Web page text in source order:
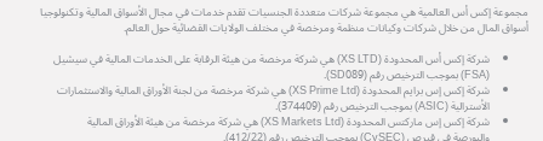
مجموعة إكس أس العالمية هي مجموعة شركات متعددة الجنسيات تقدم خدمات في مجال الأسواق المالية وتكنولوجيا
أسواق المال من خلال شركات وكيانات منظمة ومرخصة في مختلف الولايات القضائية حول العالم.
شركة إكس أس المحدودة (XS LTD) هي شركة مرخصة من هيئة الرقابة على الخدمات المالية في سيشيل
(FSA) بموجب الترخيص رقم (SD089).
شركة إكس إس برايم المحدودة (XS Prime Ltd) هي شركة مرخصة من لجنة الأوراق المالية والاستثمارات
الأسترالية (ASIC) بموجب الترخيص رقم (374409).
شركة إكس إس ماركتس المحدودة (XS Markets Ltd) هي شركة مرخصة من هيئة الأوراق المالية